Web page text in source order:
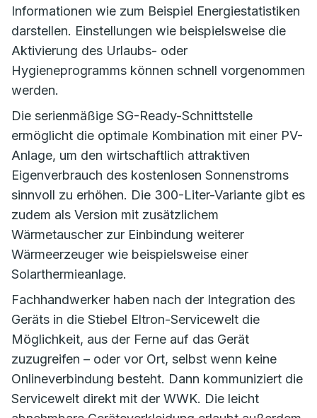
Informationen wie zum Beispiel Energiestatistiken
darstellen. Einstellungen wie beispielsweise die
Aktivierung des Urlaubs- oder
Hygieneprogramms können schnell vorgenommen
werden.
Die serienmäßige SG-Ready-Schnittstelle
ermöglicht die optimale Kombination mit einer PV-
Anlage, um den wirtschaftlich attraktiven
Eigenverbrauch des kostenlosen Sonnenstroms
sinnvoll zu erhöhen. Die 300-Liter-Variante gibt es
zudem als Version mit zusätzlichem
Wärmetauscher zur Einbindung weiterer
Wärmeerzeuger wie beispielsweise einer
Solarthermieanlage.
Fachhandwerker haben nach der Integration des
Geräts in die Stiebel Eltron-Servicewelt die
Möglichkeit, aus der Ferne auf das Gerät
zuzugreifen – oder vor Ort, selbst wenn keine
Onlineverbindung besteht. Dann kommuniziert die
Servicewelt direkt mit der WWK. Die leicht